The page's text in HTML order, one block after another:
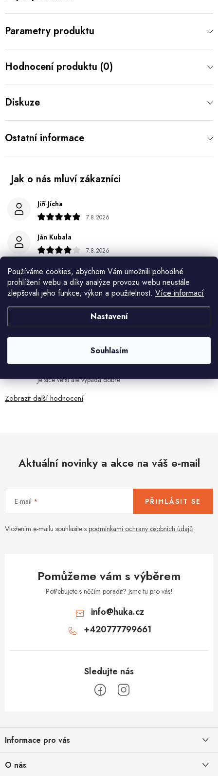
Používáme cookies, abychom Vám umožnili pohodlné
prohlížení webu a díky analýze provozu webu neustále
zlepšovali jeho funkce, výkon a použitelnost. Více informací
Nastavení
Souhlasím
Parametry produktu
Hodnocení produktu (0)
Diskuze
Ostatní informace
Jiří Jícha
7.8.2026
Ján Kubala
7.8.2026
Všetko bolo super ale škoda že návod je len v polsky a
anglicky .
Gabriela Březinová Vágnerová
5.8.2026
HELENA MINAŘÍKOVÁ
5.8.2026
Je sice větší ale vypadá dobře
Zobrazit další hodnocení
Aktuální novinky a akce na váš e-mail
E-mail
Vložením e-mailu souhlasíte s podmínkami ochrany osobních údajů
PŘIHLÁSIT SE
Pomůžeme vám s výběrem
Potřebujete s něčím poradit? Jsme tu pro vás!
info@huka.cz
+420777799661
pInformace pro vás
O nás